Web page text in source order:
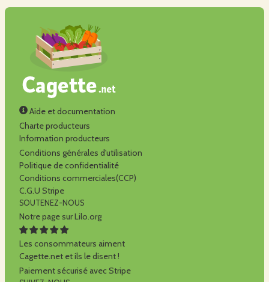
Aide et documentation
Charte producteurs
Information producteurs
Conditions générales d'utilisation
Politique de confidentialité
Conditions commerciales(CCP)
C.G.U Stripe
SOUTENEZ-NOUS
Notre page sur Lilo.org
Les consommateurs aiment
Cagette.net et ils le disent !
Paiement sécurisé avec Stripe